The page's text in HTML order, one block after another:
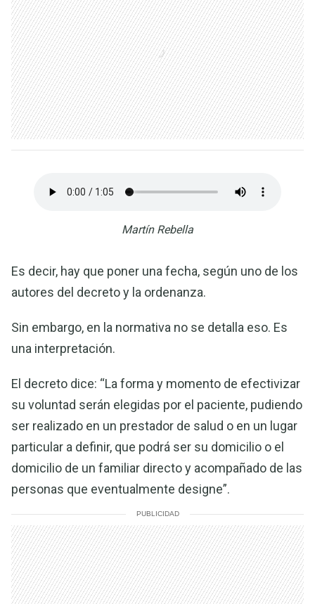
Martín Rebella
Es decir, hay que poner una fecha, según uno de los
autores del decreto y la ordenanza.
Sin embargo, en la normativa no se detalla eso. Es
una interpretación.
El decreto dice: “La forma y momento de efectivizar
su voluntad serán elegidas por el paciente, pudiendo
ser realizado en un prestador de salud o en un lugar
particular a definir, que podrá ser su domicilio o el
domicilio de un familiar directo y acompañado de las
personas que eventualmente designe”.
PUBLICIDAD